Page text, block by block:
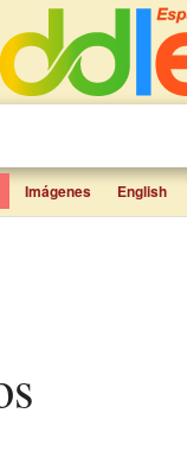
Imágenes English